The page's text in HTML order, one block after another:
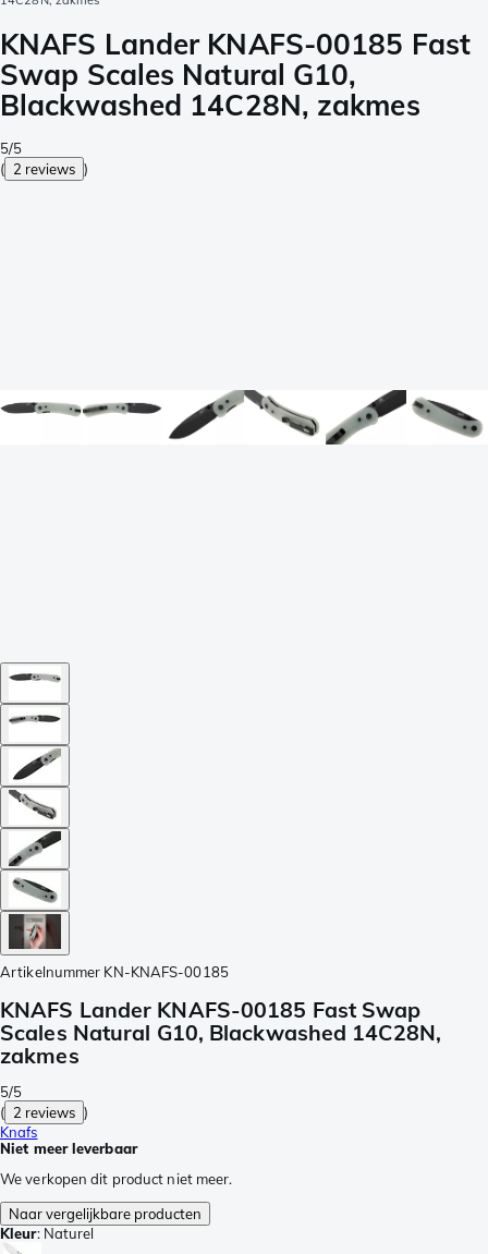
KNAFS Lander KNAFS-00185 Fast
Swap Scales Natural G10,
Blackwashed 14C28N, zakmes
5/5
( 2 reviews )
Artikelnummer KN-KNAFS-00185
KNAFS Lander KNAFS-00185 Fast Swap
Scales Natural G10, Blackwashed 14C28N,
zakmes
5/5
( 2 reviews )
Knafs
Niet meer leverbaar
We verkopen dit product niet meer.
Naar vergelijkbare producten
Kleur: Naturel